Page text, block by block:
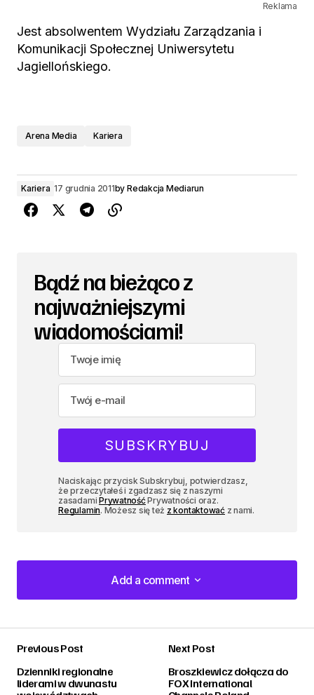
Reklama
Jest absolwentem Wydziału Zarządzania i
Komunikacji Społecznej Uniwersytetu
Jagiellońskiego.
Arena Media Kariera
Kariera 17 grudnia 2011by Redakcja Mediarun
Bądź na bieżąco z
najważniejszymi
wiadomościami!
Naciskając przycisk Subskrybuj, potwierdzasz,
że przeczytałeś i zgadzasz się z naszymi
zasadamiPrywatnośćPrywatności oraz.
Regulamin. Możesz się też z kontaktowaćz nami.
Add a comment
Add a comment
Previous Post
Dzienniki regionalne
liderami w dwunastu
Next Post
Broszkiewicz dołącza do
FOX International